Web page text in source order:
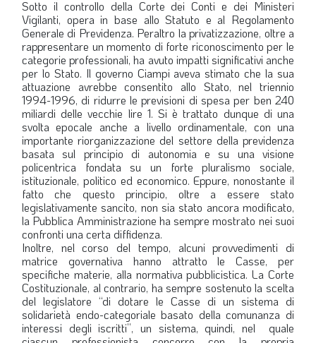
Sotto il controllo della Corte dei Conti e dei Ministeri
Vigilanti, opera in base allo Statuto e al Regolamento
Generale di Previdenza. Peraltro la privatizzazione, oltre a
rappresentare un momento di forte riconoscimento per le
categorie professionali, ha avuto impatti significativi anche
per lo Stato. Il governo Ciampi aveva stimato che la sua
attuazione avrebbe consentito allo Stato, nel triennio
1994-1996, di ridurre le previsioni di spesa per ben 240
miliardi delle vecchie lire 1. Si è trattato dunque di una
svolta epocale anche a livello ordinamentale, con una
importante riorganizzazione del settore della previdenza
basata sul principio di autonomia e su una visione
policentrica fondata su un forte pluralismo sociale,
istituzionale, politico ed economico. Eppure, nonostante il
fatto che questo principio, oltre a essere stato
legislativamente sancito, non sia stato ancora modificato,
la Pubblica Amministrazione ha sempre mostrato nei suoi
confronti una certa diffidenza.
Inoltre, nel corso del tempo, alcuni provvedimenti di
matrice governativa hanno attratto le Casse, per
specifiche materie, alla normativa pubblicistica. La Corte
Costituzionale, al contrario, ha sempre sostenuto la scelta
del legislatore “di dotare le Casse di un sistema di
solidarietà endo-categoriale basato della comunanza di
interessi degli iscritti”, un sistema, quindi, nel quale